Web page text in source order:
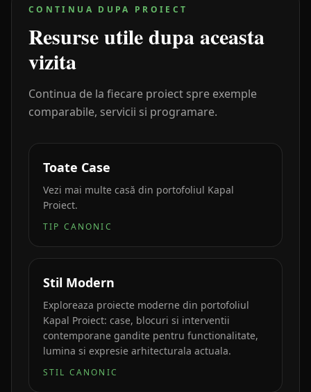
CONTINUA DUPA PROIECT
Resurse utile dupa aceasta
vizita
Continua de la fiecare proiect spre exemple
comparabile, servicii si programare.
Toate Case
Vezi mai multe casă din portofoliul Kapal
Proiect.
TIP CANONIC
Stil Modern
Exploreaza proiecte moderne din portofoliul
Kapal Proiect: case, blocuri si interventii
contemporane gandite pentru functionalitate,
lumina si expresie arhitecturala actuala.
STIL CANONIC